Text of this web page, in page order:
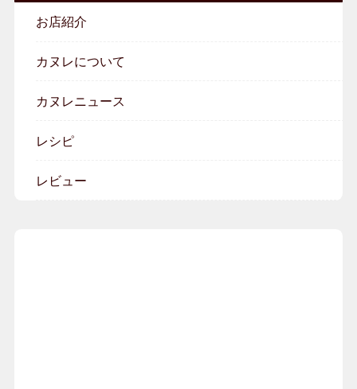
お店紹介
カヌレについて
カヌレニュース
レシピ
レビュー